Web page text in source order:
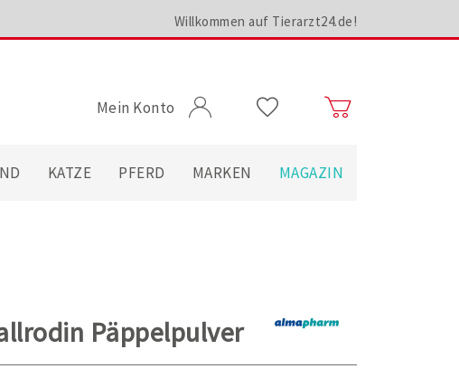
Willkommen auf Tierarzt24.de!
Mein Konto
KATZE PFERD MARKEN MAGAZIN
Päppelpulver